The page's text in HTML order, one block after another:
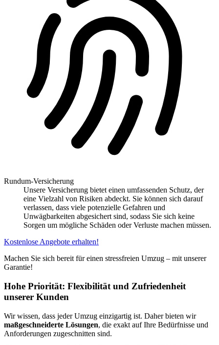
Rundum-Versicherung
Unsere Versicherung bietet einen umfassenden Schutz, der
eine Vielzahl von Risiken abdeckt. Sie können sich darauf
verlassen, dass viele potenzielle Gefahren und
Unwägbarkeiten abgesichert sind, sodass Sie sich keine
Sorgen um mögliche Schäden oder Verluste machen müssen.
Kostenlose Angebote erhalten!
Machen Sie sich bereit für einen stressfreien Umzug – mit unserer
Garantie!
Hohe Priorität: Flexibilität und Zufriedenheit
unserer Kunden
Wir wissen, dass jeder Umzug einzigartig ist. Daher bieten wir
maßgeschneiderte Lösungen, die exakt auf Ihre Bedürfnisse und
Anforderungen zugeschnitten sind.